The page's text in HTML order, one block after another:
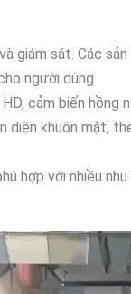
giám sát. Các
người dùng.
cảm biến
khuôn mặt,
hợp với nhiều